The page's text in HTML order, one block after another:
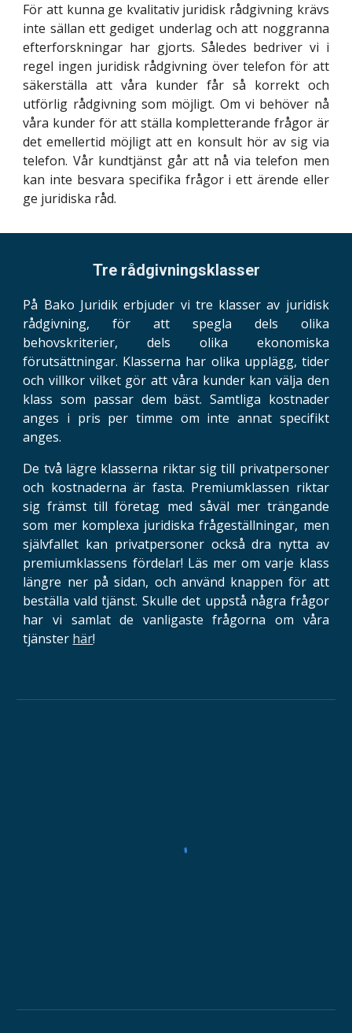
För att kunna ge kvalitativ juridisk rådgivning krävs
inte sällan ett gediget underlag och att noggranna
efterforskningar har gjorts. Således bedriver vi i
regel ingen juridisk rådgivning över telefon för att
säkerställa att våra kunder får så korrekt och
utförlig rådgivning som möjligt. Om vi behöver nå
våra kunder för att ställa kompletterande frågor är
det emellertid möjligt att en konsult hör av sig via
telefon. Vår kundtjänst går att nå via telefon men
kan inte besvara specifika frågor i ett ärende eller
ge juridiska råd.
Tre rådgivningsklasser
På Bako Juridik erbjuder vi tre klasser av juridisk
rådgivning, för att spegla dels olika
behovskriterier, dels olika ekonomiska
förutsättningar. Klasserna har olika upplägg, tider
och villkor vilket gör att våra kunder kan välja den
klass som passar dem bäst. Samtliga kostnader
anges i pris per timme om inte annat specifikt
anges.
De två lägre klasserna riktar sig till privatpersoner
och kostnaderna är fasta. Premiumklassen riktar
sig främst till företag med såväl mer trängande
som mer komplexa juridiska frågeställningar, men
självfallet kan privatpersoner också dra nytta av
premiumklassens fördelar! Läs mer om varje klass
längre ner på sidan, och använd knappen för att
beställa vald tjänst. Skulle det uppstå några frågor
har vi samlat de vanligaste frågorna om våra
tjänster här!